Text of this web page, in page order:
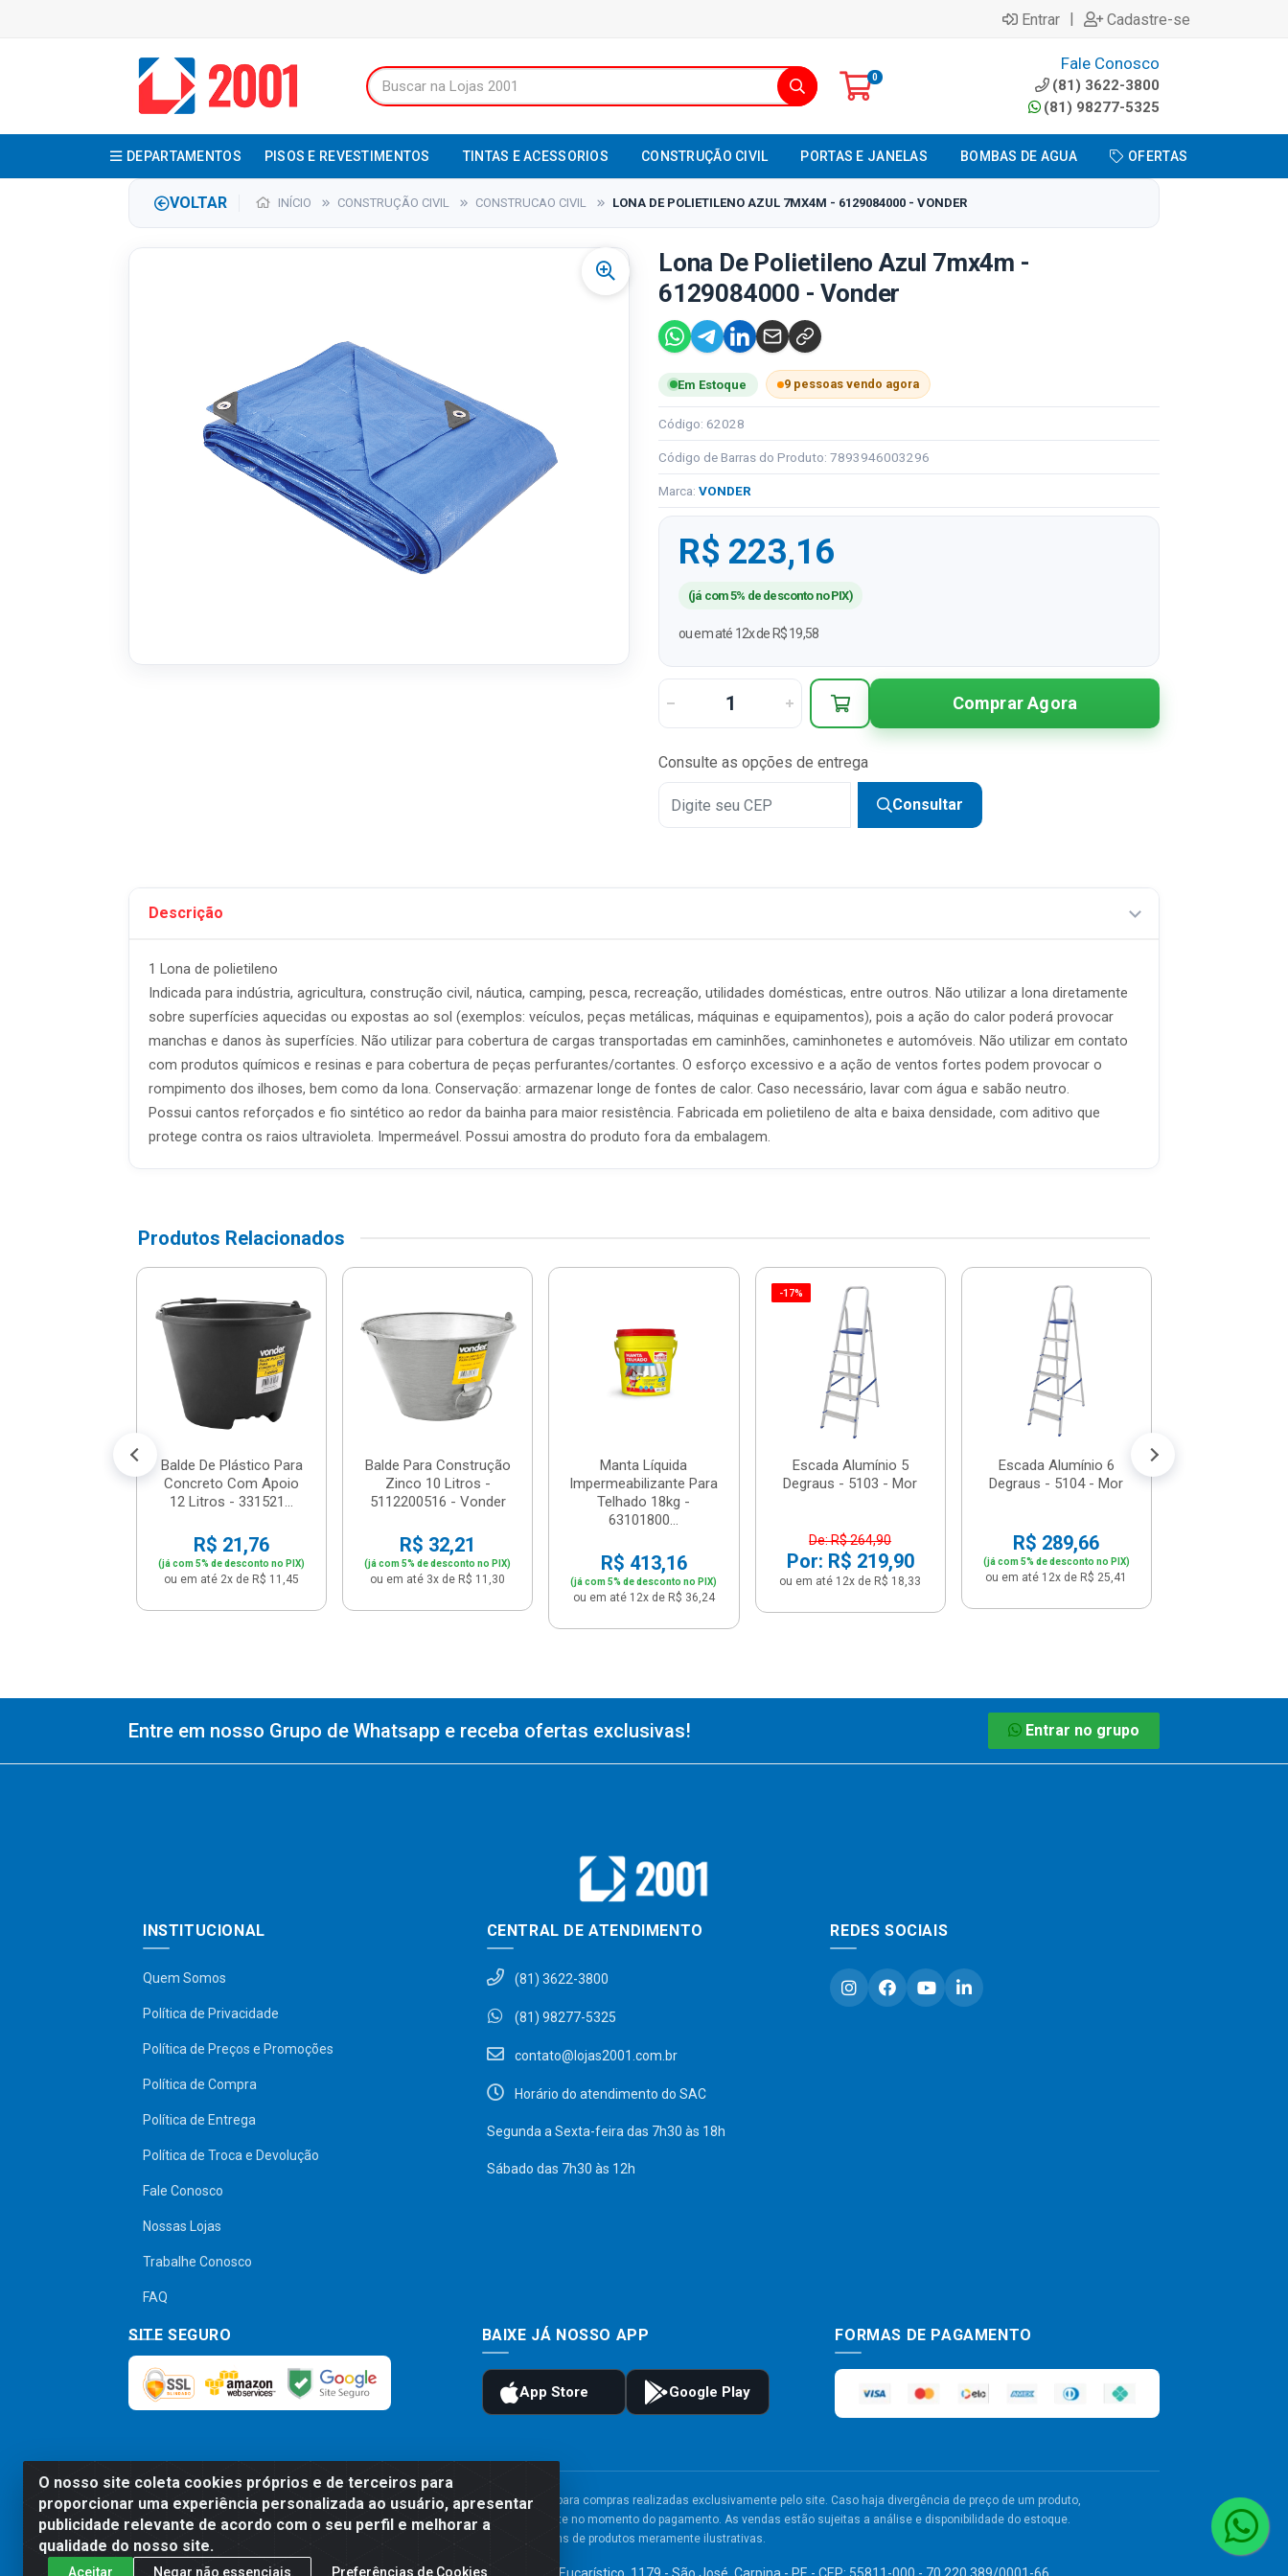
Entrar | Cadastre-se
0
Fale Conosco
(81) 3622-3800
(81) 98277-5325
DEPARTAMENTOS PISOS E REVESTIMENTOS TINTAS E ACESSORIOS CONSTRUÇÃO CIVIL PORTAS E JANELAS BOMBAS DE AGUA OFERTAS
VOLTAR INÍCIO CONSTRUÇÃO CIVIL CONSTRUCAO CIVIL LONA DE POLIETILENO AZUL 7MX4M - 6129084000 - VONDER
Lona De Polietileno Azul 7mx4m -
6129084000 - Vonder
Em Estoque 9 pessoas vendo agora
Código: 62028
Código de Barras do Produto: 7893946003296
Marca: VONDER
R$ 223,16
(já com 5% de desconto no PIX)
ou em até 12x de R$ 19,58
Comprar Agora
Consulte as opções de entrega
Consultar
Descrição
1 Lona de polietileno
Indicada para indústria, agricultura, construção civil, náutica, camping, pesca, recreação, utilidades domésticas, entre outros. Não utilizar a lona diretamente
sobre superfícies aquecidas ou expostas ao sol (exemplos: veículos, peças metálicas, máquinas e equipamentos), pois a ação do calor poderá provocar
manchas e danos às superfícies. Não utilizar para cobertura de cargas transportadas em caminhões, caminhonetes e automóveis. Não utilizar em contato
com produtos químicos e resinas e para cobertura de peças perfurantes/cortantes. O esforço excessivo e a ação de ventos fortes podem provocar o
rompimento dos ilhoses, bem como da lona. Conservação: armazenar longe de fontes de calor. Caso necessário, lavar com água e sabão neutro.
Possui cantos reforçados e fio sintético ao redor da bainha para maior resistência. Fabricada em polietileno de alta e baixa densidade, com aditivo que
protege contra os raios ultravioleta. Impermeável. Possui amostra do produto fora da embalagem.
Produtos Relacionados
Balde De Plástico Para
Concreto Com Apoio
12 Litros - 331521...
R$ 21,76
(já com 5% de desconto no PIX)
ou em até 2x de R$ 11,45
Balde Para Construção
Zinco 10 Litros -
5112200516 - Vonder
R$ 32,21
(já com 5% de desconto no PIX)
ou em até 3x de R$ 11,30
Manta Líquida
Impermeabilizante Para
Telhado 18kg -
63101800...
R$ 413,16
(já com 5% de desconto no PIX)
ou em até 12x de R$ 36,24
-17%
Escada Alumínio 5
Degraus - 5103 - Mor
De: R$ 264,90
Por: R$ 219,90
ou em até 12x de R$ 18,33
Escada Alumínio 6
Degraus - 5104 - Mor
R$ 289,66
(já com 5% de desconto no PIX)
ou em até 12x de R$ 25,41
O nosso site coleta cookies próprios e de terceiros para
proporcionar uma experiência personalizada ao usuário, apresentar
publicidade relevante de acordo com o seu perfil e melhorar a
qualidade do nosso site.
Aceitar Negar não essenciais Preferências de Cookies
Entre em nosso Grupo de Whatsapp e receba ofertas exclusivas! Entrar no grupo
INSTITUCIONAL
Quem Somos
Política de Privacidade
Política de Preços e Promoções
Política de Compra
Política de Entrega
Política de Troca e Devolução
Fale Conosco
Nossas Lojas
Trabalhe Conosco
FAQ
CENTRAL DE ATENDIMENTO
(81) 3622-3800
(81) 98277-5325
contato@lojas2001.com.br
Horário do atendimento do SAC
Segunda a Sexta-feira das 7h30 às 18h
Sábado das 7h30 às 12h
REDES SOCIAIS
SITE SEGURO BAIXE JÁ NOSSO APP FORMAS DE PAGAMENTO
Preços, promoções, condições de pagamento e frete são válidos para compras realizadas exclusivamente pelo site. Caso haja divergência de preço de um produto,
será válido o preço que for exibido no carrinho de compras do site no momento do pagamento. As vendas estão sujeitas a análise e disponibilidade do estoque.
Imagens de produtos meramente ilustrativas.